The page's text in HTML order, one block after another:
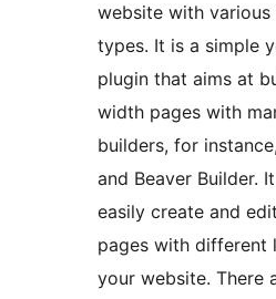
website with various
types. It is a simple
plugin that aims at
width pages with
builders, for
and Beaver Builder.
easily create and
pages with different
your website. There